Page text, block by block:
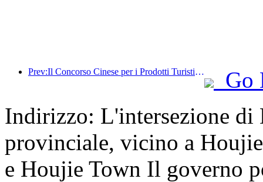
Prev:Il Concorso Cinese per i Prodotti Turistici si è svolto con successo a Xiangtan, nello Hunan.
Go
Indirizzo: L'intersezione di
provinciale, vicino a
e Houjie Town Il governo